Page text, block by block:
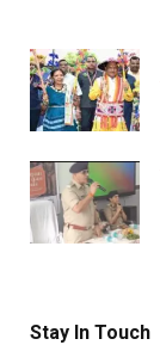
Stay In Touch